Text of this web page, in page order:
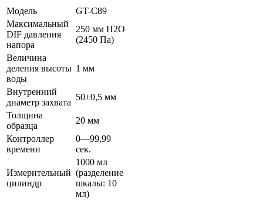
Модель
GT-С89
Максимальный
DIF давления
напора
250 мм H2O
(2450 Па)
Величина
деления высоты
воды
1 мм
Внутренний
диаметр захвата
50±0,5 мм
Толщина
образца
20 мм
Контроллер
времени
0—99,99
сек.
Измерительный
цилиндр
1000 мл
(разделение
шкалы: 10
мл)